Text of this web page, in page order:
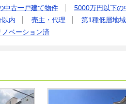
中古一戸建て物件
5000万円以下の
以内
売主・代理 第1種低層地域
ノベーション済